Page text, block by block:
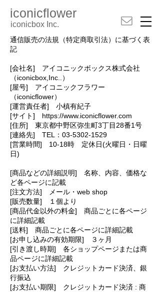
iconicflower
iconicbox Inc.
通信販売の法規（特定商取引法）に基づく表
記
[会社名] アイコニックボックス株式会社
（iconicbox,Inc..）
[屋号] アイコニックフラワー
（iconicflower）
[運営責任者] 小槙有紀子
[サイト] https://www.iconicflower.com
[住所] 東京都中野区弥生町3丁目28番1号
[連絡先] TEL：03-5302-1529
[営業時間] 10-18時 定休日(火曜日・日曜
日)
[商品などの詳細説明] 名称、内容、価格な
ど各ページに記載
[注文方法] メール・web shop
[販売数量] １個より
[商品代金以外の料金] 商品ごとに各ページ
に詳細記載
[送料] 商品ごとに各ページに詳細記載
[お申し込みの有効期限] ３ヶ月
[引き渡し時期] 各ショップページまたは商
品ページに詳細記載
[お支払い方法] クレジットカード決済、銀
行振込
[お支払い期限] クレジットカード決済 : 商